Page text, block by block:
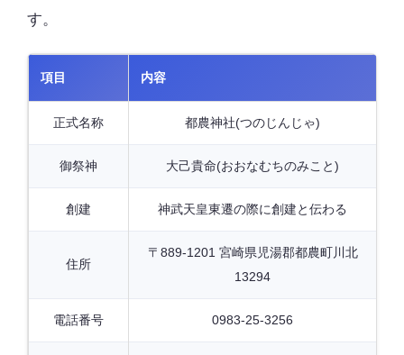
す。
項目 内容
正式名称 都農神社(つのじんじゃ)
御祭神 大己貴命(おおなむちのみこと)
創建 神武天皇東遷の際に創建と伝わる
住所
〒889-1201 宮崎県児湯郡都農町川北
13294
電話番号 0983-25-3256